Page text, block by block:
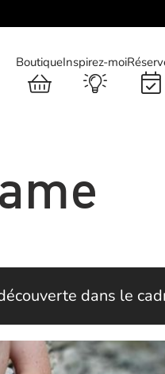
BoutiqueInspirez-moi
dans le